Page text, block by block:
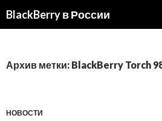
BlackBerry в России
Архив метки: BlackBerry Torch
НОВОСТИ